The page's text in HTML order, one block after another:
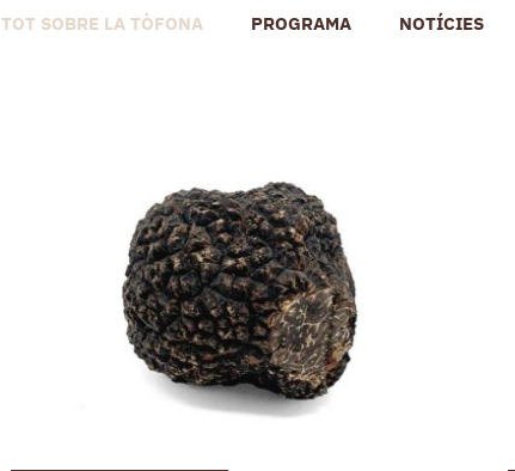
TOT SOBRE LA TÒFONA PROGRAMA NOTÍCIES